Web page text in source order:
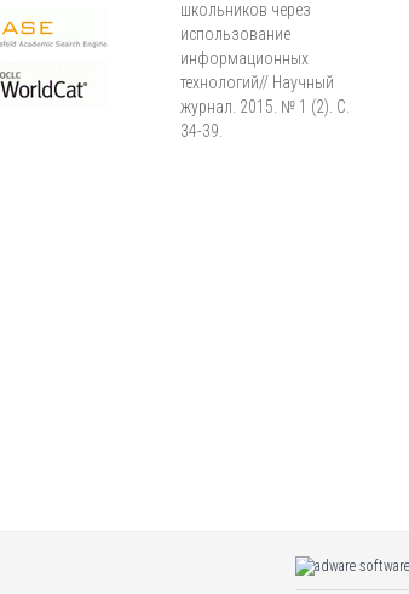
школьников через
использование
информационных
технологий// Научный
журнал. 2015. № 1 (2). С.
34-39.